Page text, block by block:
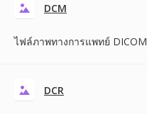
DCM
ไฟล์ภาพทางการแพทย์ DICOM
DCR